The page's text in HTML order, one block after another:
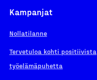
Kampanjat
Nollatilanne
Tervetuloa kohti positiivista
työelämäpuhetta